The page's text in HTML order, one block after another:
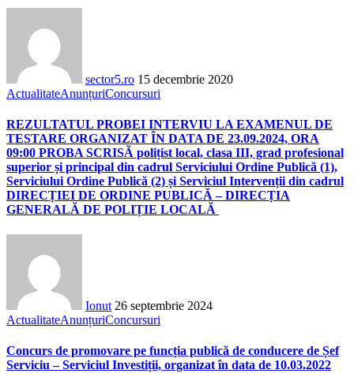
sector5.ro 15 decembrie 2020
ActualitateAnunțuriConcursuri
REZULTATUL PROBEI INTERVIU LA EXAMENUL DE
TESTARE ORGANIZAT ÎN DATA DE 23.09.2024, ORA
09:00 PROBA SCRISĂ polițist local, clasa III, grad profesional
superior și principal din cadrul Serviciului Ordine Publică (1),
Serviciului Ordine Publică (2) și Serviciul Intervenții din cadrul
DIRECȚIEI DE ORDINE PUBLICĂ – DIRECȚIA
GENERALĂ DE POLIȚIE LOCALĂ
Ionut 26 septembrie 2024
ActualitateAnunțuriConcursuri
Concurs de promovare pe funcția publică de conducere de Șef
Serviciu – Serviciul Investiții, organizat în data de 10.03.2022